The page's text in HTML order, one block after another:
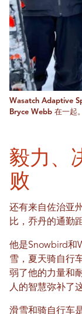
Wasatch Adaptive
Bryce Webb 在一起。
毅力、
败
还有来自佐治亚
比，乔丹的通勤
他是Snowbird和
雪，夏天骑自行
弱了他的力量和
人的智慧弥补了
滑雪和骑自行车